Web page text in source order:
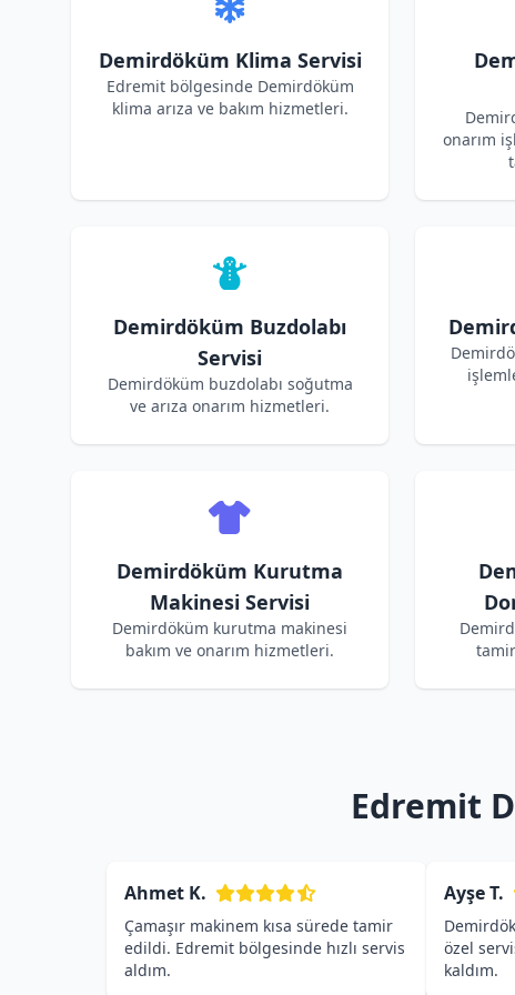
Demirdöküm Klima Servisi
Edremit bölgesinde Demirdöküm
klima arıza ve bakım hizmetleri.
onarım
Demirdöküm Buzdolabı
Servisi
Demirdöküm buzdolabı soğutma
ve arıza onarım hizmetleri.
Demirdöküm Kurutma
Makinesi Servisi
Demirdöküm kurutma makinesi
bakım ve onarım hizmetleri.
Edremit
Ahmet K.
Çamaşır makinem kısa sürede tamir
edildi. Edremit bölgesinde hızlı servis
aldım.
Ayşe T.
özel
kaldım.